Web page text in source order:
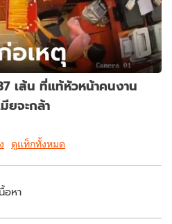
เส้น ที่แท้หัวหน้าคนงาน
ยจะกล้า
ดูแท็กทั้งหมด
อหา